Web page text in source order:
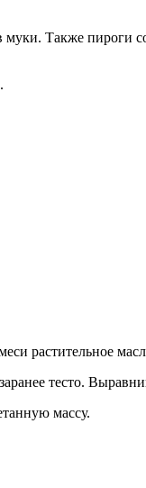
Также пироги
растительное
тесто.
массу.